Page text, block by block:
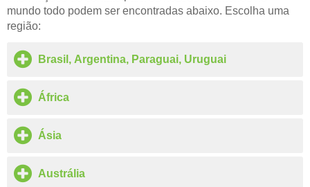
mundo todo podem ser encontradas abaixo. Escolha uma
região:
Brasil, Argentina, Paraguai, Uruguai
África
Ásia
Austrália